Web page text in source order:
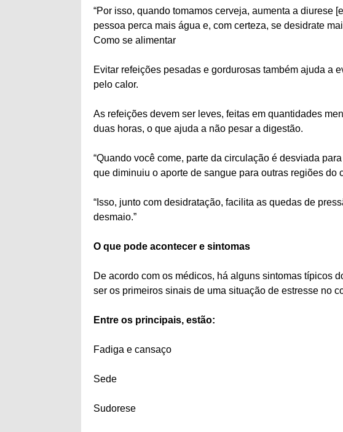
“Por isso, quando tomamos cerveja, aumenta a diurese
pessoa perca mais água e, com certeza, se desidrate
Como se alimentar
Evitar refeições pesadas e gordurosas também ajuda a
pelo calor.
As refeições devem ser leves, feitas em quantidades
duas horas, o que ajuda a não pesar a digestão.
“Quando você come, parte da circulação é desviada
que diminuiu o aporte de sangue para outras regiões do
“Isso, junto com desidratação, facilita as quedas de
desmaio.”
O que pode acontecer e sintomas
De acordo com os médicos, há alguns sintomas típicos
ser os primeiros sinais de uma situação de estresse no
Entre os principais, estão:
Fadiga e cansaço
Sede
Sudorese